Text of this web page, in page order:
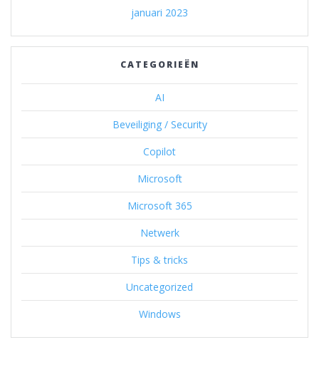
januari 2023
CATEGORIEËN
AI
Beveiliging / Security
Copilot
Microsoft
Microsoft 365
Netwerk
Tips & tricks
Uncategorized
Windows